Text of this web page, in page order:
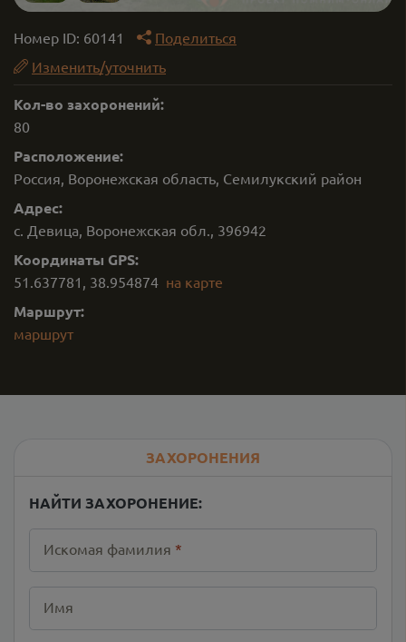
Номер ID: 60141
Поделиться
Изменить/уточнить
Кол-во захоронений:
80
Расположение:
Россия, Воронежская область, Семилукский район
Адрес:
с. Девица, Воронежская обл., 396942
Координаты GPS:
51.637781 , 38.954874 на карте
Маршрут:
маршрут
ЗАХОРОНЕНИЯ
НАЙТИ ЗАХОРОНЕНИЕ:
Искомая фамилия *
Имя